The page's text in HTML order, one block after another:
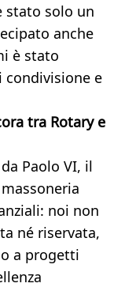
stato solo un
anche
è stato
e
tra Rotary e
Paolo VI, il
noi non
né riservata,
a progetti